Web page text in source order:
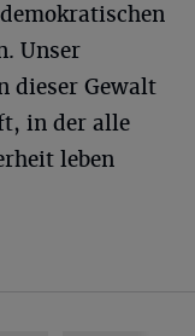
Unser
dieser Gewalt
in der alle
leben